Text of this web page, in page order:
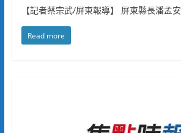
【記者蔡宗武/屏東報導】 屏東縣長潘孟安
Read more